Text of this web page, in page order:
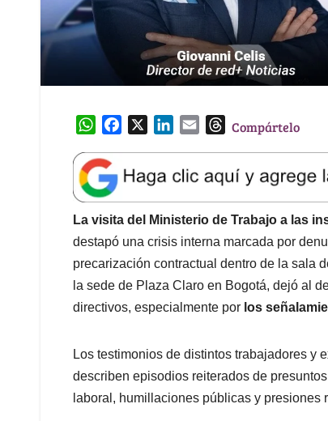
W
a
t
s
A
p
p
e
b
o
o
k
k
e
d
I
n
l
T
e
a
d
s
Compártelo
La visita del Ministerio de Trabajo a las
destapó una crisis interna marcada por
precarización contractual dentro de la sala
la sede de Plaza Claro en Bogotá, dejó al
directivos, especialmente por los
Los testimonios de distintos trabajadores y
describen episodios reiterados de
laboral, humillaciones públicas y